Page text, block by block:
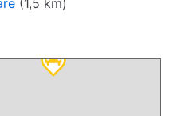
(1,5 km)